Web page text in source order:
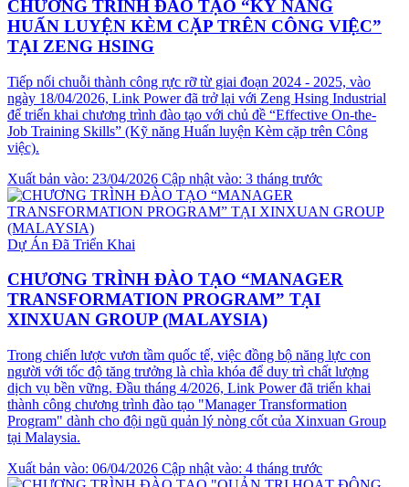
CHƯƠNG TRÌNH ĐÀO TẠO “KỸ NĂNG
HUẤN LUYỆN KÈM CẶP TRÊN CÔNG VIỆC”
TẠI ZENG HSING
Tiếp nối chuỗi thành công rực rỡ từ giai đoạn 2024 - 2025, vào
ngày 18/04/2026, Link Power đã trở lại với Zeng Hsing Industrial
để triển khai chương trình đào tạo với chủ đề “Effective On-the-
Job Training Skills” (Kỹ năng Huấn luyện Kèm cặp trên Công
việc).
Xuất bản vào: 23/04/2026 Cập nhật vào: 3 tháng trước
Dự Án Đã Triển Khai
CHƯƠNG TRÌNH ĐÀO TẠO “MANAGER
TRANSFORMATION PROGRAM” TẠI
XINXUAN GROUP (MALAYSIA)
Trong chiến lược vươn tầm quốc tế, việc đồng bộ năng lực con
người với tốc độ tăng trưởng là chìa khóa để duy trì chất lượng
dịch vụ bền vững. Đầu tháng 4/2026, Link Power đã triển khai
thành công chương trình đào tạo "Manager Transformation
Program" dành cho đội ngũ quản lý nòng cốt của Xinxuan Group
tại Malaysia.
Xuất bản vào: 06/04/2026 Cập nhật vào: 4 tháng trước